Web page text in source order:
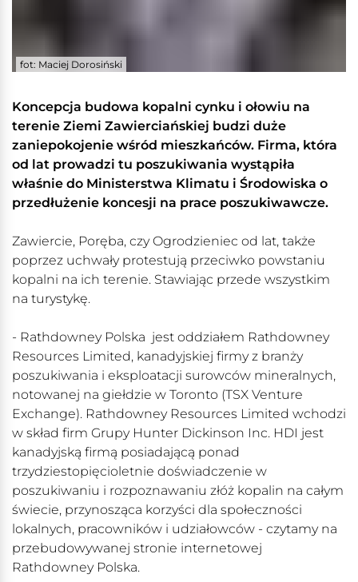
fot: Maciej Dorosiński
Koncepcja budowa kopalni cynku i ołowiu na
terenie Ziemi Zawierciańskiej budzi duże
zaniepokojenie wśród mieszkańców. Firma, która
od lat prowadzi tu poszukiwania wystąpiła
właśnie do Ministerstwa Klimatu i Środowiska o
przedłużenie koncesji na prace poszukiwawcze.
Zawiercie, Poręba, czy Ogrodzieniec od lat, także
poprzez uchwały protestują przeciwko powstaniu
kopalni na ich terenie. Stawiając przede wszystkim
na turystykę.
- Rathdowney Polska jest oddziałem Rathdowney
Resources Limited, kanadyjskiej firmy z branży
poszukiwania i eksploatacji surowców mineralnych,
notowanej na giełdzie w Toronto (TSX Venture
Exchange). Rathdowney Resources Limited wchodzi
w skład firm Grupy Hunter Dickinson Inc. HDI jest
kanadyjską firmą posiadającą ponad
trzydziestopięcioletnie doświadczenie w
poszukiwaniu i rozpoznawaniu złóż kopalin na całym
świecie, przynosząca korzyści dla społeczności
lokalnych, pracowników i udziałowców - czytamy na
przebudowywanej stronie internetowej
Rathdowney Polska.